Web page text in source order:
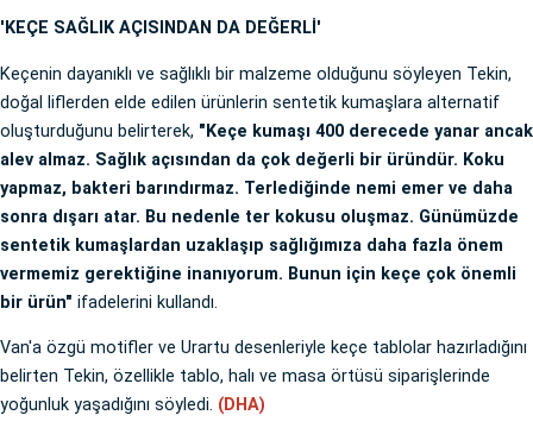
'KEÇE SAĞLIK AÇISINDAN DA DEĞERLİ'
Keçenin dayanıklı ve sağlıklı bir malzeme olduğunu söyleyen Tekin,
doğal liflerden elde edilen ürünlerin sentetik kumaşlara alternatif
oluşturduğunu belirterek, "Keçe kumaşı 400 derecede yanar ancak
alev almaz. Sağlık açısından da çok değerli bir üründür. Koku
yapmaz, bakteri barındırmaz. Terlediğinde nemi emer ve daha
sonra dışarı atar. Bu nedenle ter kokusu oluşmaz. Günümüzde
sentetik kumaşlardan uzaklaşıp sağlığımıza daha fazla önem
vermemiz gerektiğine inanıyorum. Bunun için keçe çok önemli
bir ürün" ifadelerini kullandı.
Van'a özgü motifler ve Urartu desenleriyle keçe tablolar hazırladığını
belirten Tekin, özellikle tablo, halı ve masa örtüsü siparişlerinde
yoğunluk yaşadığını söyledi. (DHA)